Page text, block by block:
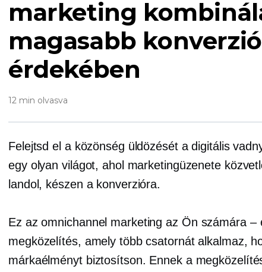
marketing
magasabb
érdekében
12 min olvasva
Felejtsd el a közönség üldözését a digitális
egy olyan világot, ahol marketingüzenete
landol, készen a konverzióra.
Ez az omnichannel marketing az Ön számára –
megközelítés, amely több csatornát alkalmaz,
márkaélményt biztosítson. Ennek a